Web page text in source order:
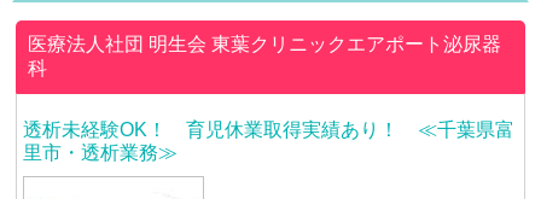
医療法人社団 明生会東葉クリニックエアポート泌尿器
科
透析未経験OK！ 育児休業取得実績あり！ ≪千葉県富
里市・透析業務≫